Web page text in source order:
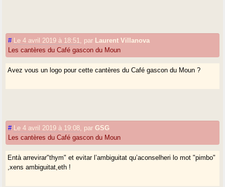
# Le 4 avril 2019 à 18:51 par Laurent Villanova
Les cantères du Café gascon du Moun
Avez vous un logo pour cette cantères du Café gascon du Moun ?
# Le 4 avril 2019 à 19:08 parGSG
Les cantères du Café gascon du Moun
Entà arrevirar"thym" et evitar l’ambiguitat qu’aconselheri lo mot "pimbo"
,xens ambiguitat,eth !